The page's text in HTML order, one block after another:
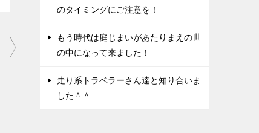
のタイミングにご注意を！
もう時代は庭じまいがあたりまえの世
の中になって来ました！
走り系トラベラーさん達と知り合いま
した＾＾